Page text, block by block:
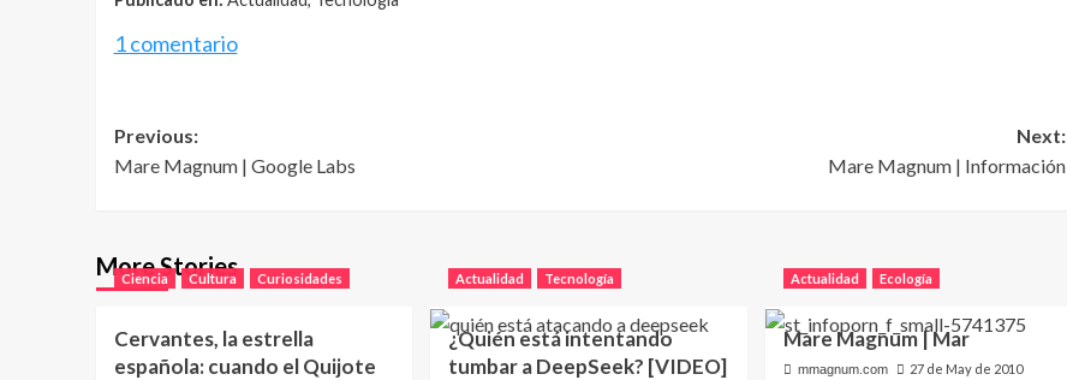
1 comentario
Post
navigation
Previous:
Mare Magnum | Google Labs
Next:
Mare Magnum | Información
More Stories
Ciencia Cultura Curiosidades
Cervantes, la estrella
española: cuando el Quijote
Actualidad Tecnología
¿Quién está intentando
tumbar a DeepSeek? [VIDEO]
Actualidad Ecología
Mare Magnum | Mar
mmagnum.com 27 de May de 2010